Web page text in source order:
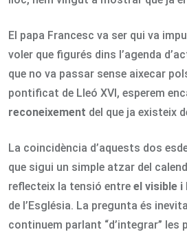
El papa Francesc va ser qui va
voler que figurés dins l’agenda
que no va passar sense aixecar
pontificat de Lleó XVI, esperem
reconeixement del que ja existeix
La coincidència d’aquests dos
que sigui un simple atzar del
reflecteix la tensió entre el visible i
de l’Església. La pregunta és
continuem parlant “d’integrar” les